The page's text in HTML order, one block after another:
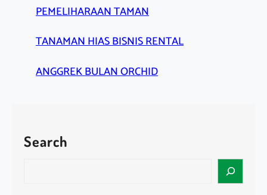
PEMELIHARAAN TAMAN
TANAMAN HIAS BISNIS RENTAL
ANGGREK BULAN ORCHID
Search